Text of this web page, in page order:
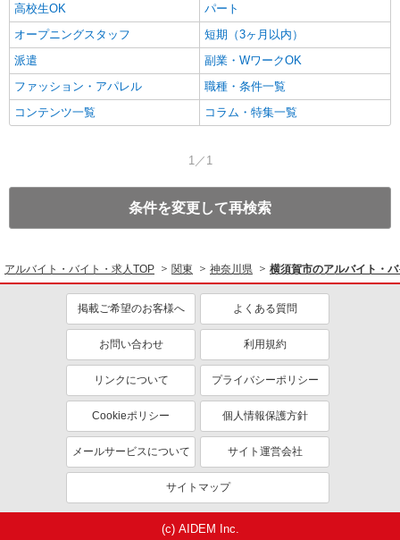
高校生OK
パート
オープニングスタッフ
短期（3ヶ月以内）
派遣
副業・WワークOK
ファッション・アパレル
職種・条件一覧
コンテンツ一覧
コラム・特集一覧
1／1
条件を変更して再検索
アルバイト・バイト・求人TOP 関東 神奈川県 横須賀市のアルバイト・
掲載ご希望のお客様へ よくある質問
お問い合わせ 利用規約
リンクについて プライバシーポリシー
Cookieポリシー 個人情報保護方針
メールサービスについて サイト運営会社
サイトマップ
(c) AIDEM Inc.